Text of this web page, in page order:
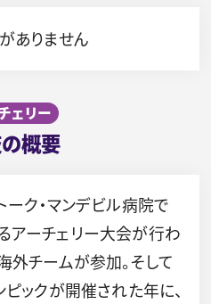
ありません
ェリー
概要
ク・マンデビル病院で
アーチェリー大会が行わ
チームが参加。そして
ックが開催された年に、